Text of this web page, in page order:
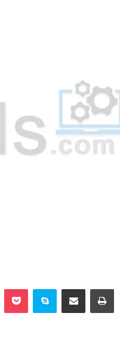
Pocket Skype Partager par email